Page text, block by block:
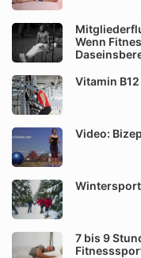
Wenn
Vitamin
Video:
7 bis 9